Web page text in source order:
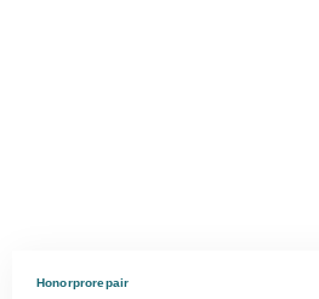
Honorprorepair